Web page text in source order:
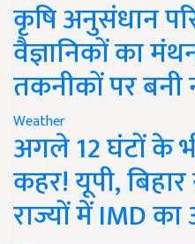
कृषि अनुसंधान
वैज्ञानिकों का
तकनीकों पर बनी
Weather
अगले 12 घंटों के
कहर! यूपी,
राज्यों में IMD